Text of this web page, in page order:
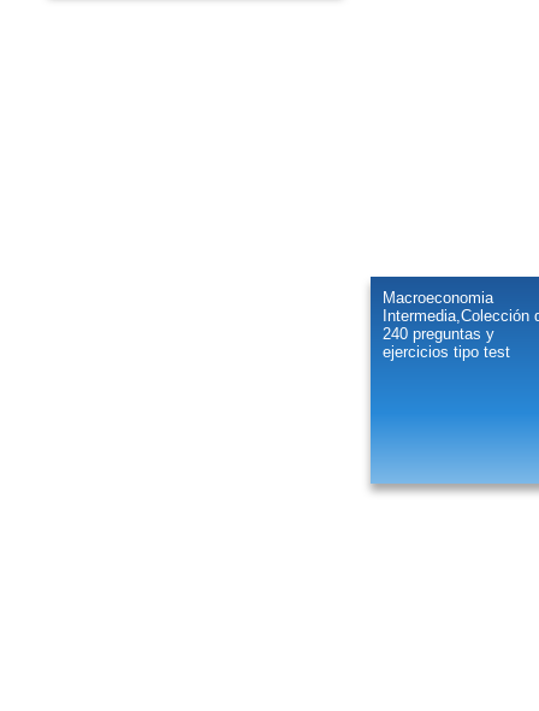
Macroeconomia
Intermedia,Colección
240 preguntas y
ejercicios tipo test